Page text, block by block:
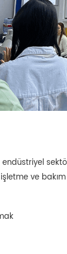
endüstriyel
ve